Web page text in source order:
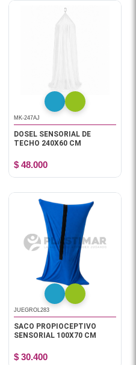
MK-247AJ
DOSEL SENSORIAL DE
TECHO 240X60 CM
$ 48.000
JUEGROL283
SACO PROPIOCEPTIVO
SENSORIAL 100X70 CM
$ 30.400